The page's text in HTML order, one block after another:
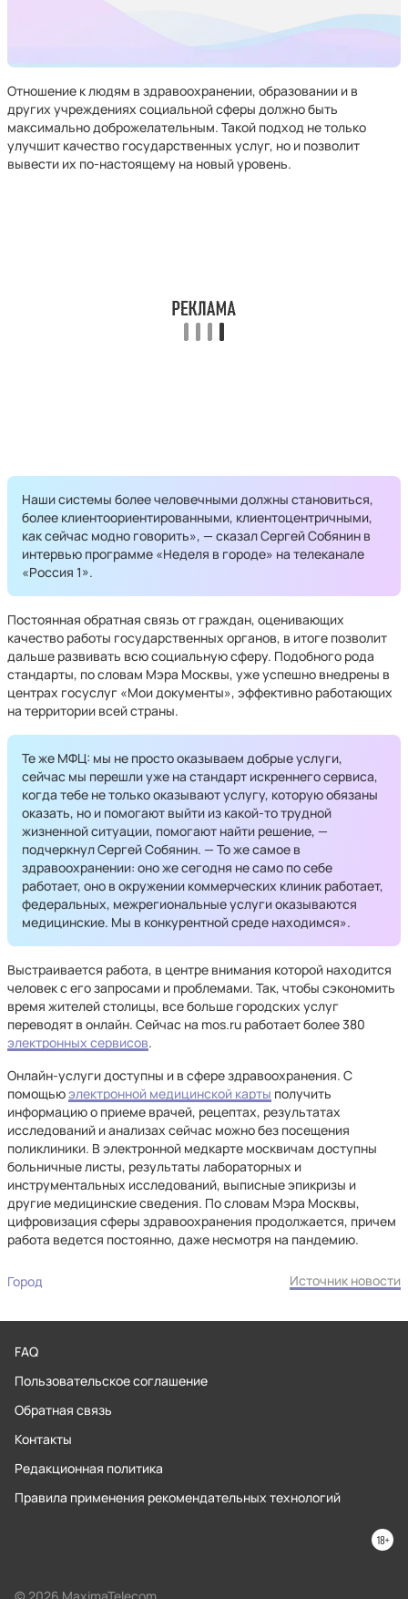
Отношение к людям в здравоохранении, образовании и в
других учреждениях социальной сферы должно быть
максимально доброжелательным. Такой подход не только
улучшит качество государственных услуг, но и позволит
вывести их по-настоящему на новый уровень.
Наши системы более человечными должны становиться,
более клиентоориентированными, клиентоцентричными,
как сейчас модно говорить», — сказал Сергей Собянин в
интервью программе «Неделя в городе» на телеканале
«Россия 1».
Постоянная обратная связь от граждан, оценивающих
качество работы государственных органов, в итоге позволит
дальше развивать всю социальную сферу. Подобного рода
стандарты, по словам Мэра Москвы, уже успешно внедрены в
центрах госуслуг «Мои документы», эффективно работающих
на территории всей страны.
Те же МФЦ: мы не просто оказываем добрые услуги,
сейчас мы перешли уже на стандарт искреннего сервиса,
когда тебе не только оказывают услугу, которую обязаны
оказать, но и помогают выйти из какой-то трудной
жизненной ситуации, помогают найти решение, —
подчеркнул Сергей Собянин. — То же самое в
здравоохранении: оно же сегодня не само по себе
работает, оно в окружении коммерческих клиник работает,
федеральных, межрегиональные услуги оказываются
медицинские. Мы в конкурентной среде находимся».
Выстраивается работа, в центре внимания которой находится
человек с его запросами и проблемами. Так, чтобы сэкономить
время жителей столицы, все больше городских услуг
переводят в онлайн. Сейчас на mos.ru работает более 380
электронных сервисов.
Онлайн-услуги доступны и в сфере здравоохранения. С
помощьюэлектронной медицинской карты получить
информацию о приеме врачей, рецептах, результатах
исследований и анализах сейчас можно без посещения
поликлиники. В электронной медкарте москвичам доступны
больничные листы, результаты лабораторных и
инструментальных исследований, выписные эпикризы и
другие медицинские сведения. По словам Мэра Москвы,
цифровизация сферы здравоохранения продолжается, причем
работа ведется постоянно, даже несмотря на пандемию.
Город Источник новости
FAQ
Пользовательское соглашение
Обратная связь
Контакты
Редакционная политика
Правила применения рекомендательных технологий